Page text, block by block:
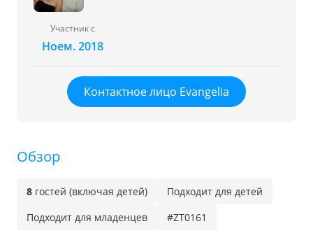
Участник с
Ноем. 2018
Контактное лицо Evangelia
Обзор
8 гостей (включая детей)
Подходит для детей
Подходит для младенцев
#ZT0161